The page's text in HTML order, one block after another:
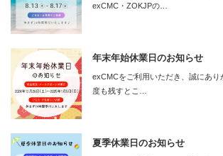
exCMC・ZOKJPの…
年末年始休業日のお知らせ
exCMCをご利用いただき、誠にあ
度も残すとこ…
夏季休業日のお知らせ